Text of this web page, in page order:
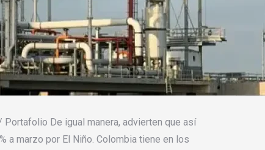
Portafolio De igual manera, advierten que así
a marzo por El Niño. Colombia tiene en los